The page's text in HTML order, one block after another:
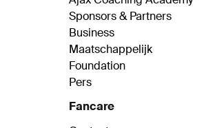
Sponsors & Partners
Business
Maatschappelijk
Foundation
Pers
Fancare